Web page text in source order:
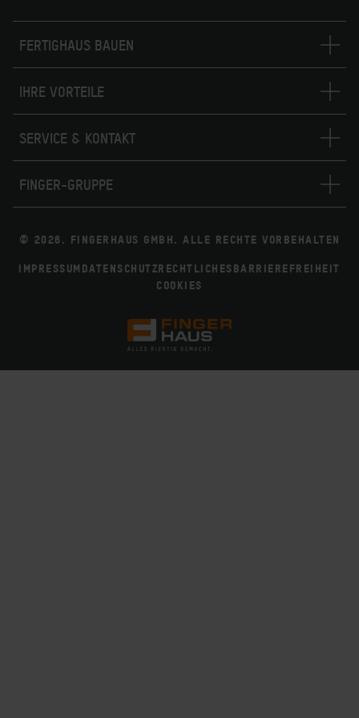
FERTIGHAUS BAUEN
IHRE VORTEILE
SERVICE & KONTAKT
FINGER-GRUPPE
© 2026. FINGERHAUS GMBH. ALLE RECHTE VORBEHALTEN
IMPRESSUM DATENSCHUTZRECHTLICHESBARRIEREFREIHEIT
COOKIES